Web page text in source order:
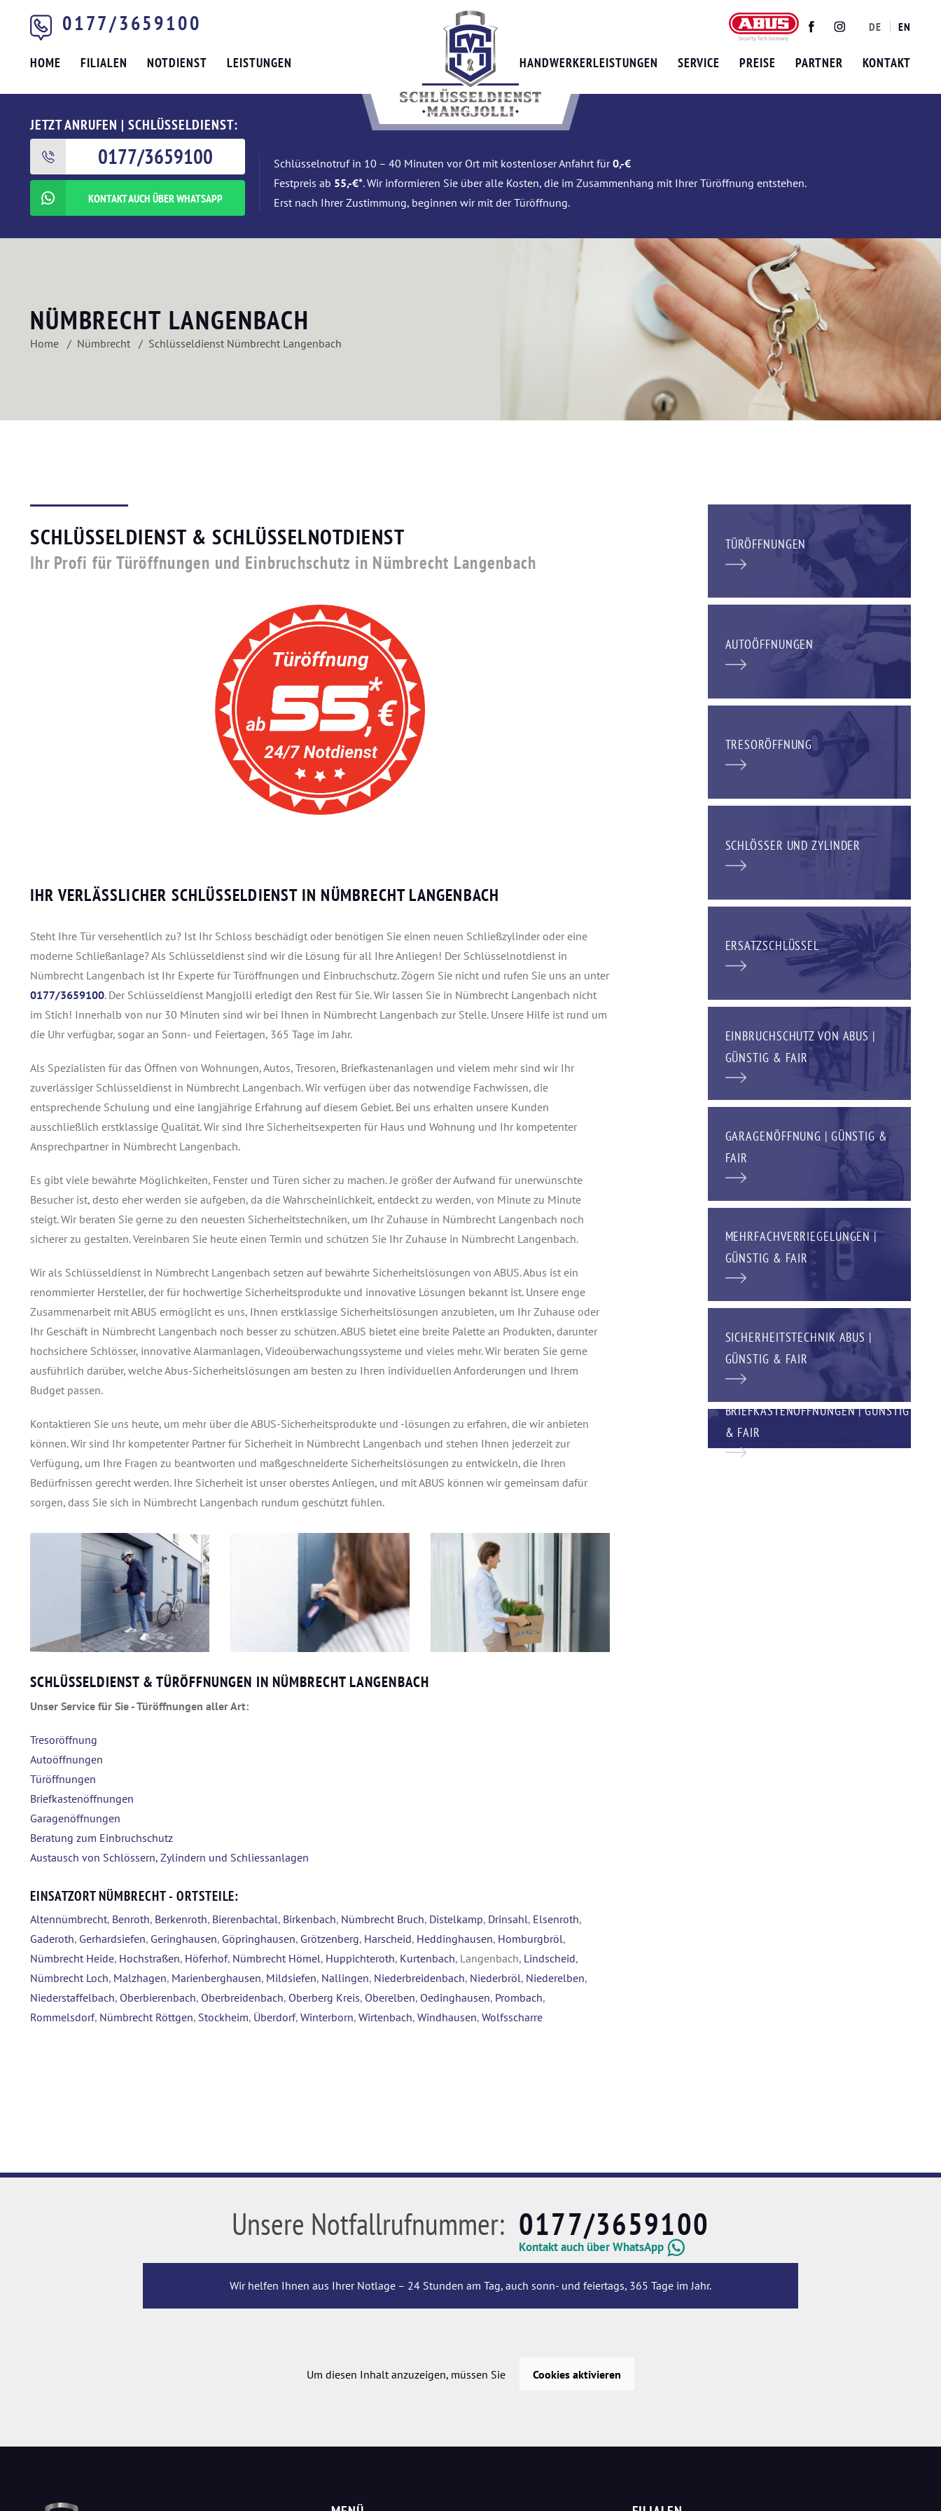
0177/3659100 TwitterFacebookInstagram
DE EN
HOME FILIALEN NOTDIENST LEISTUNGEN HANDWERKERLEISTUNGEN SERVICE PREISE PARTNER KONTAKT
JETZT ANRUFEN | SCHLÜSSELDIENST:
0177/3659100
KONTAKT AUCH ÜBER WHATSAPP
Schlüsselnotruf in 10 – 40 Minuten vor Ort mit kostenloser Anfahrt für0,-€
Festpreis ab 55,-€*. Wir informieren Sie über alle Kosten, die im Zusammenhang mit Ihrer Türöffnung entstehen.
Erst nach Ihrer Zustimmung, beginnen wir mit der Türöffnung.
NÜMBRECHT LANGENBACH
Home Nümbrecht Schlüsseldienst Nümbrecht Langenbach
SCHLÜSSELDIENST & SCHLÜSSELNOTDIENST
Ihr Profi für Türöffnungen und Einbruchschutz in Nümbrecht Langenbach
IHR VERLÄSSLICHER SCHLÜSSELDIENST IN NÜMBRECHT LANGENBACH
Steht Ihre Tür versehentlich zu? Ist Ihr Schloss beschädigt oder benötigen Sie einen neuen Schließzylinder oder eine
moderne Schließanlage? Als Schlüsseldienst sind wir die Lösung für all Ihre Anliegen! Der Schlüsselnotdienst in
Nümbrecht Langenbach ist Ihr Experte für Türöffnungen und Einbruchschutz. Zögern Sie nicht und rufen Sie uns an unter
0177/3659100. Der Schlüsseldienst Mangjolli erledigt den Rest für Sie. Wir lassen Sie in Nümbrecht Langenbach nicht
im Stich! Innerhalb von nur 30 Minuten sind wir bei Ihnen in Nümbrecht Langenbach zur Stelle. Unsere Hilfe ist rund um
die Uhr verfügbar, sogar an Sonn- und Feiertagen, 365 Tage im Jahr.
Als Spezialisten für das Öffnen von Wohnungen, Autos, Tresoren, Briefkastenanlagen und vielem mehr sind wir Ihr
zuverlässiger Schlüsseldienst in Nümbrecht Langenbach. Wir verfügen über das notwendige Fachwissen, die
entsprechende Schulung und eine langjährige Erfahrung auf diesem Gebiet. Bei uns erhalten unsere Kunden
ausschließlich erstklassige Qualität. Wir sind Ihre Sicherheitsexperten für Haus und Wohnung und Ihr kompetenter
Ansprechpartner in Nümbrecht Langenbach.
Es gibt viele bewährte Möglichkeiten, Fenster und Türen sicher zu machen. Je größer der Aufwand für unerwünschte
Besucher ist, desto eher werden sie aufgeben, da die Wahrscheinlichkeit, entdeckt zu werden, von Minute zu Minute
steigt. Wir beraten Sie gerne zu den neuesten Sicherheitstechniken, um Ihr Zuhause in Nümbrecht Langenbach noch
sicherer zu gestalten. Vereinbaren Sie heute einen Termin und schützen Sie Ihr Zuhause in Nümbrecht Langenbach.
Wir als Schlüsseldienst in Nümbrecht Langenbach setzen auf bewährte Sicherheitslösungen von ABUS. Abus ist ein
renommierter Hersteller, der für hochwertige Sicherheitsprodukte und innovative Lösungen bekannt ist. Unsere enge
Zusammenarbeit mit ABUS ermöglicht es uns, Ihnen erstklassige Sicherheitslösungen anzubieten, um Ihr Zuhause oder
Ihr Geschäft in Nümbrecht Langenbach noch besser zu schützen. ABUS bietet eine breite Palette an Produkten, darunter
hochsichere Schlösser, innovative Alarmanlagen, Videoüberwachungssysteme und vieles mehr. Wir beraten Sie gerne
ausführlich darüber, welche Abus-Sicherheitslösungen am besten zu Ihren individuellen Anforderungen und Ihrem
Budget passen.
Kontaktieren Sie uns heute, um mehr über die ABUS-Sicherheitsprodukte und -lösungen zu erfahren, die wir anbieten
können. Wir sind Ihr kompetenter Partner für Sicherheit in Nümbrecht Langenbach und stehen Ihnen jederzeit zur
Verfügung, um Ihre Fragen zu beantworten und maßgeschneiderte Sicherheitslösungen zu entwickeln, die Ihren
Bedürfnissen gerecht werden. Ihre Sicherheit ist unser oberstes Anliegen, und mit ABUS können wir gemeinsam dafür
sorgen, dass Sie sich in Nümbrecht Langenbach rundum geschützt fühlen.
SCHLÜSSELDIENST & TÜRÖFFNUNGEN IN NÜMBRECHT LANGENBACH
Unser Service für Sie - Türöffnungen aller Art:
Tresoröffnung
Autoöffnungen
Türöffnungen
Briefkastenöffnungen
Garagenöffnungen
Beratung zum Einbruchschutz
Austausch von Schlössern, Zylindern und Schliessanlagen
EINSATZORT NÜMBRECHT - ORTSTEILE:
Altennümbrecht, Benroth, Berkenroth, Bierenbachtal, Birkenbach, Nümbrecht Bruch, Distelkamp, Drinsahl, Elsenroth,
Gaderoth, Gerhardsiefen, Geringhausen, Göpringhausen, Grötzenberg, Harscheid, Heddinghausen, Homburgbröl,
Nümbrecht Heide, Hochstraßen, Höferhof, Nümbrecht Hömel, Huppichteroth, Kurtenbach, Langenbach, Lindscheid,
Nümbrecht Loch, Malzhagen, Marienberghausen, Mildsiefen, Nallingen, Niederbreidenbach, Niederbröl, Niederelben,
Niederstaffelbach, Oberbierenbach, Oberbreidenbach, Oberberg Kreis, Oberelben, Oedinghausen, Prombach,
Rommelsdorf, Nümbrecht Röttgen, Stockheim, Überdorf, Winterborn, Wirtenbach, Windhausen, Wolfsscharre
TÜRÖFFNUNGEN
AUTOÖFFNUNGEN
TRESORÖFFNUNG
SCHLÖSSER UND ZYLINDER
ERSATZSCHLÜSSEL
EINBRUCHSCHUTZ VON ABUS |
GÜNSTIG & FAIR
GARAGENÖFFNUNG | GÜNSTIG &
FAIR
MEHRFACHVERRIEGELUNGEN |
GÜNSTIG & FAIR
SICHERHEITSTECHNIK ABUS |
GÜNSTIG & FAIR
BRIEFKASTENÖFFNUNGEN | GÜNSTIG
& FAIR
Unsere Notfallrufnummer: 0177/3659100
Kontakt auch über WhatsApp
Wir helfen Ihnen aus Ihrer Notlage – 24 Stunden am Tag, auch sonn- und feiertags, 365 Tage im Jahr.
Um diesen Inhalt anzuzeigen, müssen Sie Cookies aktivieren